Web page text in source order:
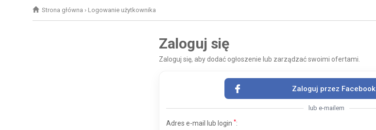
Strona główna › Logowanie użytkownika
Zaloguj się
Zaloguj się, aby dodać ogłoszenie lub zarządzać swoimi ofertami.
Zaloguj przez Facebook
lub e-mailem
Adres e-mail lub login *: